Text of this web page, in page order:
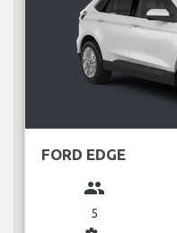
FORD EDGE
group
5